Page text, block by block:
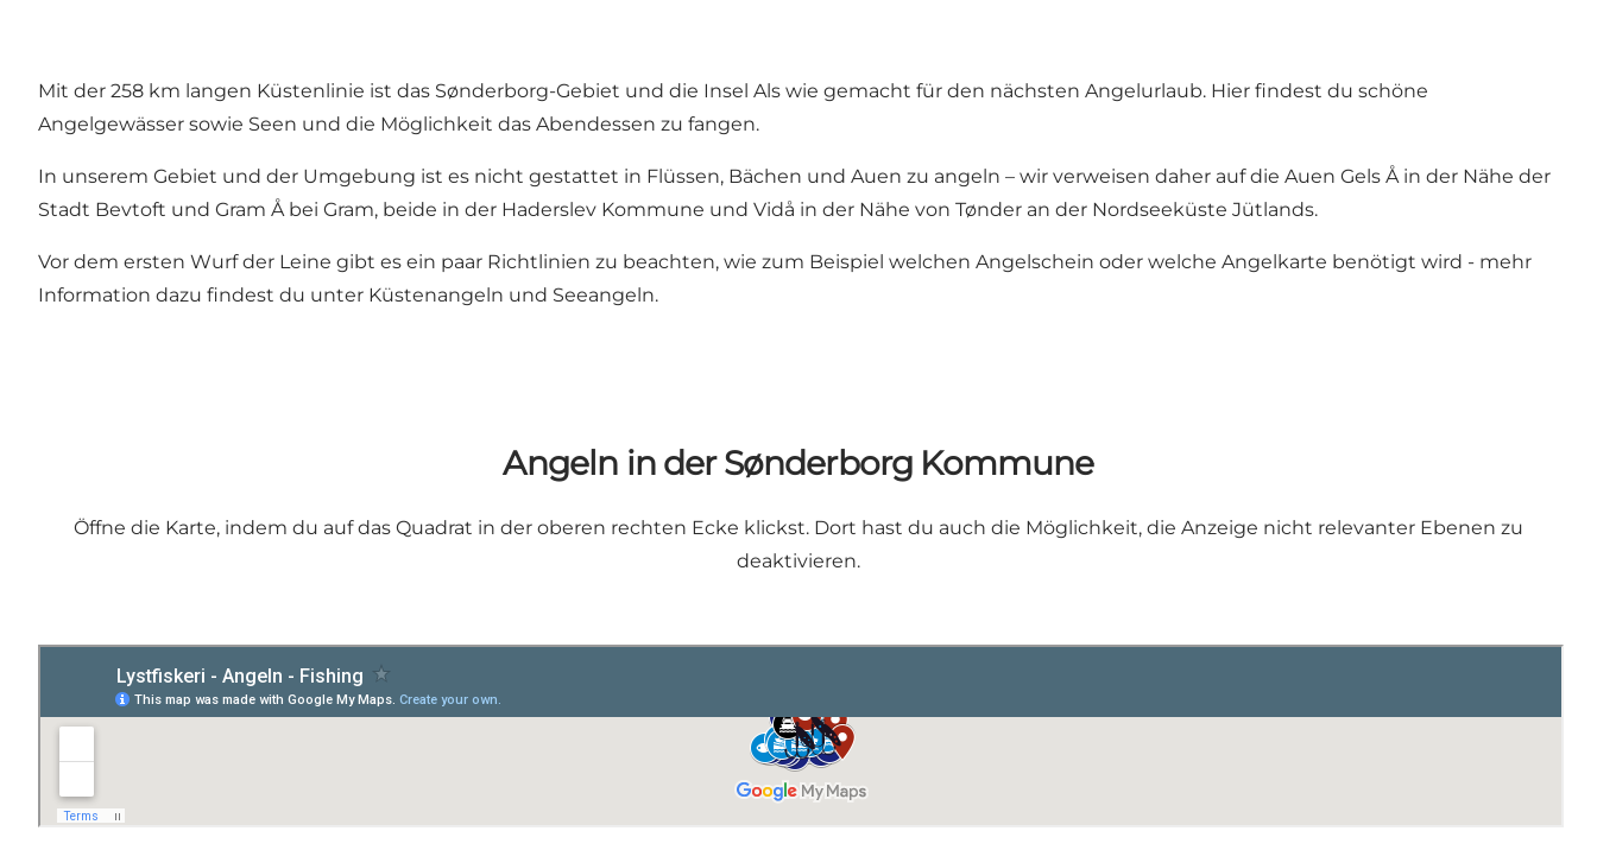
Mit der 258 km langen Küstenlinie ist das Sønderborg-Gebiet und die Insel Als wie gemacht für den nächsten Angelurlaub. Hier findest du schöne
Angelgewässer sowie Seen und die Möglichkeit das Abendessen zu fangen.
In unserem Gebiet und der Umgebung ist es nicht gestattet in Flüssen, Bächen und Auen zu angeln – wir verweisen daher auf die Auen Gels Åin der Nähe der
Stadt Bevtoft und Gram Åbei Gram, beide in der Haderslev Kommune und Vidå in der Nähe von Tønder an der Nordseeküste Jütlands.
Vor dem ersten Wurf der Leine gibt es ein paar Richtlinien zu beachten, wie zum Beispiel welchen Angelschein oder welche Angelkarte benötigt wird - mehr
Information dazu findest du unter Küstenangeln und Seeangeln.
Angeln in der Sønderborg Kommune
Öffne die Karte, indem du auf das Quadrat in der oberen rechten Ecke klickst. Dort hast du auch die Möglichkeit, die Anzeige nicht relevanter Ebenen zu
deaktivieren.